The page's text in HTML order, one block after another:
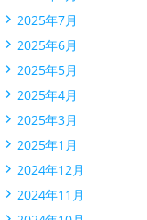
2025年7月
2025年6月
2025年5月
2025年4月
2025年3月
2025年1月
2024年12月
2024年11月